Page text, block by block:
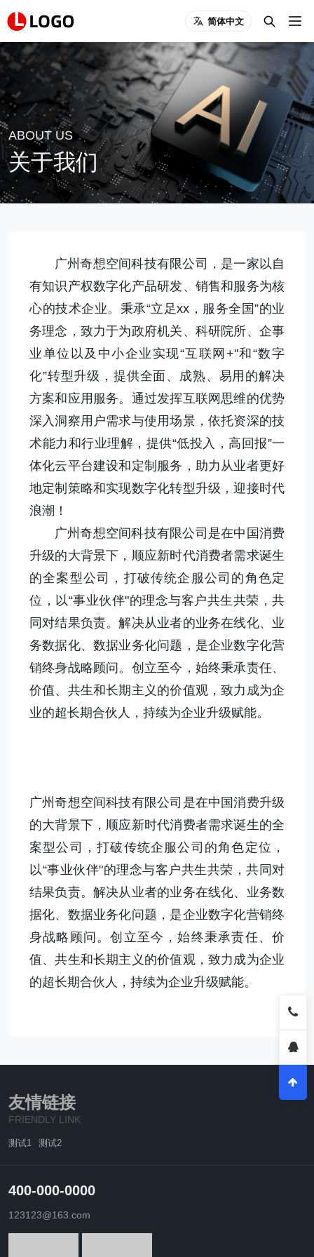
简体中文
ABOUT US
关于我们
广州奇想空间科技有限公司，是一家以自
有知识产权数字化产品研发、销售和服务为核
心的技术企业。秉承“立足xx，服务全国”的业
务理念，致力于为政府机关、科研院所、企事
业单位以及中小企业实现“互联网+"和“数字
化”转型升级，提供全面、成熟、易用的解决
方案和应用服务。通过发挥互联网思维的优势
深入洞察用户需求与使用场景，依托资深的技
术能力和行业理解，提供“低投入，高回报”一
体化云平台建设和定制服务，助力从业者更好
地定制策略和实现数字化转型升级，迎接时代
浪潮！
广州奇想空间科技有限公司是在中国消费
升级的大背景下，顺应新时代消费者需求诞生
的全案型公司，打破传统企服公司的角色定
位，以“事业伙伴"的理念与客户共生共荣，共
同对结果负责。解决从业者的业务在线化、业
务数据化、数据业务化问题，是企业数字化营
销终身战略顾问。创立至今，始终秉承责任、
价值、共生和长期主义的价值观，致力成为企
业的超长期合伙人，持续为企业升级赋能。
广州奇想空间科技有限公司是在中国消费升级
的大背景下，顺应新时代消费者需求诞生的全
案型公司，打破传统企服公司的角色定位，
以“事业伙伴"的理念与客户共生共荣，共同对
结果负责。解决从业者的业务在线化、业务数
据化、数据业务化问题，是企业数字化营销终
身战略顾问。创立至今，始终秉承责任、价
值、共生和长期主义的价值观，致力成为企业
的超长期合伙人，持续为企业升级赋能。
友情链接
FRIENDLY LINK
测试1 测试2
400-000-0000
123123@163.com